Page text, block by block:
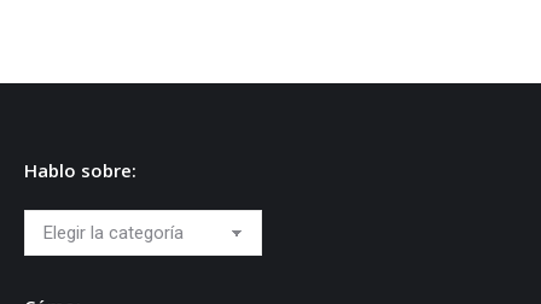
Hablo sobre:
Hablo
sobre: